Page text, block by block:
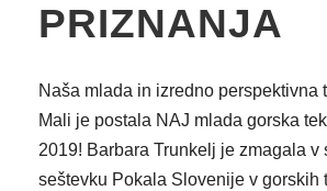
PRIZNANJA
Naša mlada in izredno perspektivna
Mali je postala NAJ mlada gorska
2019! Barbara Trunkelj je zmagala v
seštevku Pokala Slovenije v gorskih